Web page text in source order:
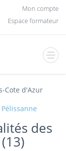
Mon compte
Espace formateur
Cote d'Azur
des